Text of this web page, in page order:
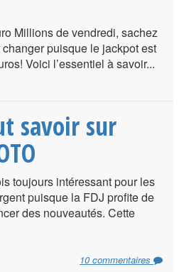
Millions de vendredi, sachez
puisque le jackpot est
Voici l’essentiel à savoir...
savoir sur
toujours intéressant pour les
puisque la FDJ profite de
des nouveautés. Cette
10 commentaires